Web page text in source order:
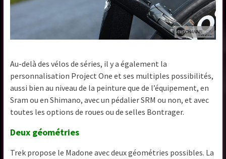
Au-delà des vélos de séries, il y a également la
personnalisation Project One et ses multiples possibilités,
aussi bien au niveau de la peinture que de l’équipement, en
Sram ou en Shimano, avec un pédalier SRM ou non, et avec
toutes les options de roues ou de selles Bontrager.
Deux géométries
Trek propose le Madone avec deux géométries possibles. La